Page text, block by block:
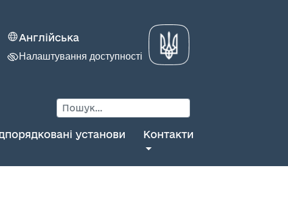
Англійська
Налаштування доступності
установи Контакти